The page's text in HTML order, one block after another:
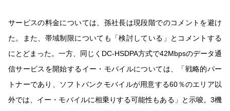
サービスの料金については、孫社長は現段階でのコメントを避け
た。また、帯域制限についても「検討している」とコメントする
にとどまった。一方、同じくDC-HSDPA方式で42Mbpsのデータ通
信サービスを開始するイー・モバイルについては、「戦略的パー
トナーであり、ソフトバンクモバイルが用意する60％のエリア以
外では、イー・モバイルに相乗りする可能性もある」と示唆。3機